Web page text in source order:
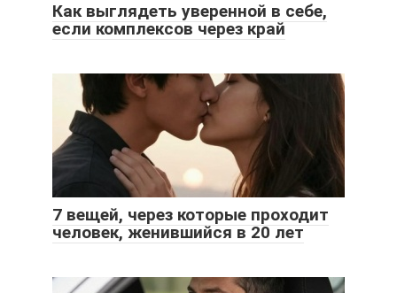
Как выглядеть уверенной в себе,
если комплексов через край
7 вещей, через которые проходит
человек, женившийся в 20 лет